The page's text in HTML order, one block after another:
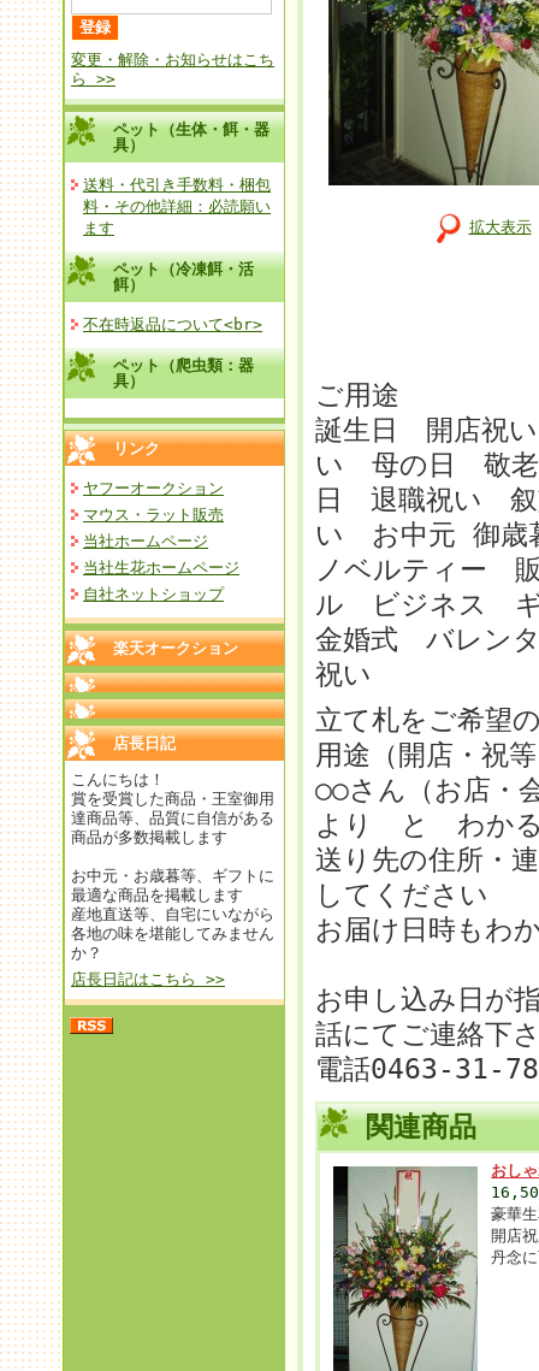
変更・解除・お知らせはこち
ら >>
ペット（生体・餌・器
具）
送料・代引き手数料・梱包
料・その他詳細：必読願い
ます
ペット（冷凍餌・活
餌）
不在時返品について<br>
ペット（爬虫類：器
具）
リンク
ヤフーオークション
マウス・ラット販売
当社ホームページ
当社生花ホームページ
自社ネットショップ
楽天オークション
店長日記
こんにちは！
賞を受賞した商品・王室御用
達商品等、品質に自信がある
商品が多数掲載します
お中元・お歳暮等、ギフトに
最適な商品を掲載します
産地直送等、自宅にいながら
各地の味を堪能してみません
か？
店長日記はこちら >>
拡大表示
ご用途
誕生日 開店祝
い 母の日 敬
日 退職祝い
い お中元 御
ノベルティー
ル ビジネス
金婚式 バレン
祝い
立て札をご希望
用途（開店・祝
○○さん（お店・
より と わかる
送り先の住所・
してください
お届け日時もわ
お申し込み日が
話にてご連絡下
電話0463-31-
関連商品
おし
豪華
開店
丹念